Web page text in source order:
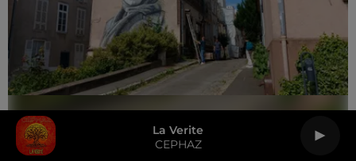
La Verite
CEPHAZ
6 août 2026